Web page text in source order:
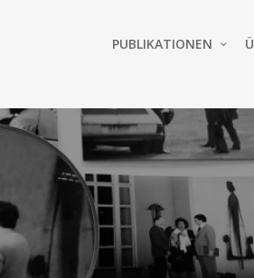
PUBLIKATIONEN